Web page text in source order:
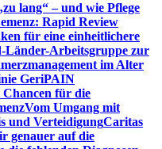
lang“ – und wie Pflege
Rapid Review
für eine einheitlichere
Arbeitsgruppe zur
im Alter
GeriPAIN
für die
Vom Umgang mit
und VerteidigungCaritas
genauer auf die